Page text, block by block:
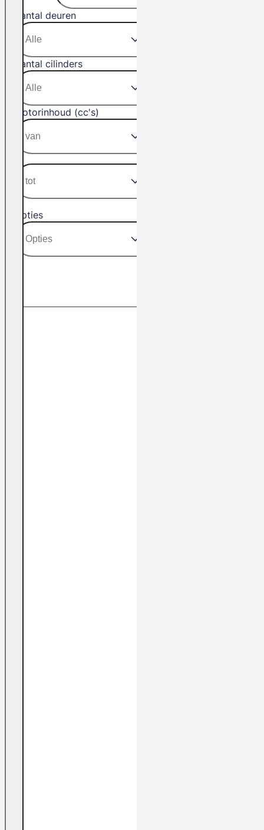
Aantal deuren
Aantal cilinders
Motorinhoud (cc's)
Opties